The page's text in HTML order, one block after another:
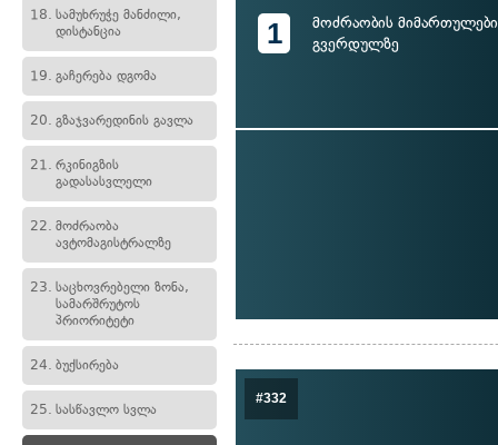
18. სამუხრუჭე მანძილი,
დისტანცია
19. გაჩერება დგომა
20. გზაჯვარედინის გავლა
21. რკინიგზის
გადასასვლელი
22. მოძრაობა
ავტომაგისტრალზე
23. საცხოვრებელი ზონა,
სამარშრუტოს
პრიორიტეტი
24. ბუქსირება
25. სასწავლო სვლა
1
მოძრაობის
გვერდულზე
#332